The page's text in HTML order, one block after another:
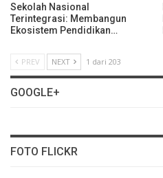
Sekolah Nasional
Terintegrasi: Membangun
Ekosistem Pendidikan…
PREV NEXT 1 dari 203
GOOGLE+
FOTO FLICKR